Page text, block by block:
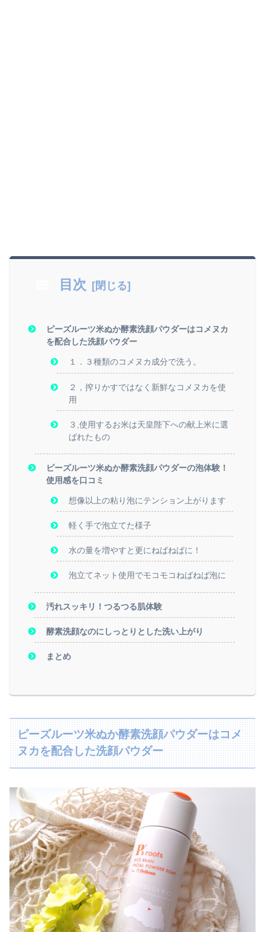
目次
ピーズルーツ米ぬか酵素洗顔パウダーはコメヌカ
を配合した洗顔パウダー
１．３種類のコメヌカ成分で洗う。
２，搾りかすではなく新鮮なコメヌカを使
用
３,使用するお米は天皇陛下への献上米に選
ばれたもの
ピーズルーツ米ぬか酵素洗顔パウダーの泡体験！
使用感を口コミ
想像以上の粘り泡にテンション上がります
軽く手で泡立てた様子
水の量を増やすと更にねばねばに！
泡立てネット使用でモコモコねばねば泡に
汚れスッキリ！つるつる肌体験
酵素洗顔なのにしっとりとした洗い上がり
まとめ
ピーズルーツ米ぬか酵素洗顔パウダーはコメ
ヌカを配合した洗顔パウダー